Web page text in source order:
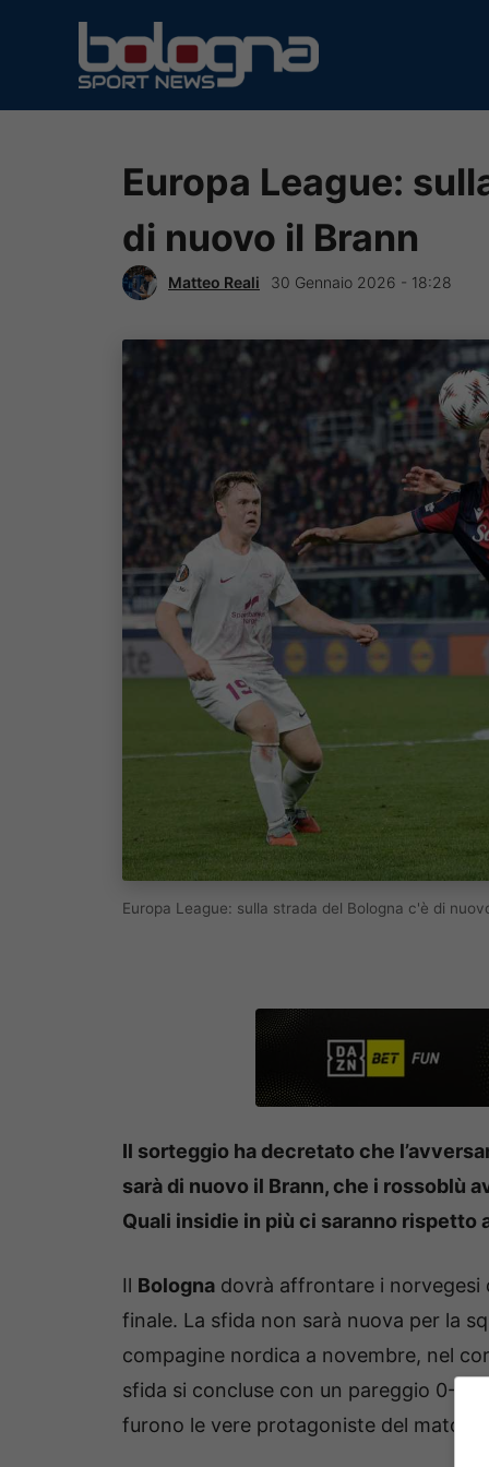
contenuto
Europa League:
di nuovo il Brann
Matteo Reali 30 Gennaio 2026 - 18:28
Europa League: sulla strada del Bologna c'è di
Il sorteggio ha decretato che
sarà di nuovo il Brann, che i rossoblù
Quali insidie in più ci saranno rispetto
Il Bologna dovrà affrontare i norvegesi
finale. La sfida non sarà nuova per la
compagine nordica a novembre, nel
sfida si concluse con un pareggio 0-0,
furono le vere protagoniste del match.